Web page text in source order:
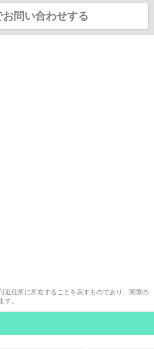
お問い合わせする
住所に所在することを表すものであり、実際の
す。